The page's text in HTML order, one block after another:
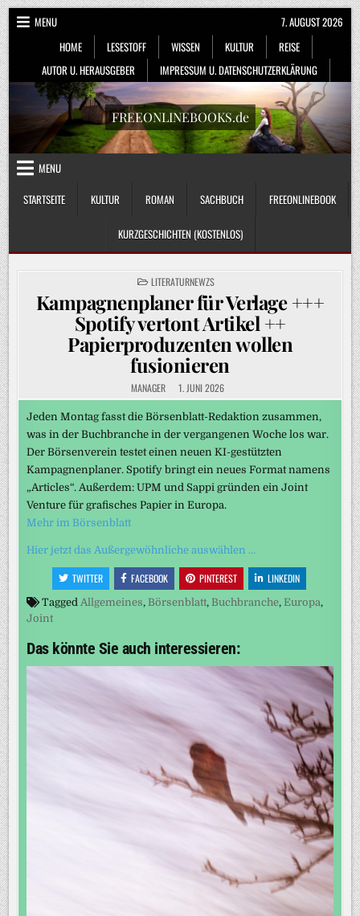
Skip
to
content
MENU
HOME
LESESTOFF WISSEN KULTUR
REISE
AUTOR U. HERAUSGEBER
IMPRESSUM U. DATENSCHUTZERKLÄRUNG
7. AUGUST 2026
FREEONLINEBOOKS.de
MENU
STARTSEITE
KULTUR ROMAN SACHBUCH FREEONLINEBOOK
KURZGESCHICHTEN (KOSTENLOS)
POSTED
IN
LITERATURNEWZS
Kampagnenplaner für Verlage +++
Spotify vertont Artikel ++
Papierproduzenten wollen
fusionieren
MANAGER 1. JUNI 2026
Jeden Montag fasst die Börsenblatt-Redaktion zusammen,
was in der Buchbranche in der vergangenen Woche los war.
Der Börsenverein testet einen neuen KI-gestützten
Kampagnenplaner. Spotify bringt ein neues Format namens
„Articles“. Außerdem: UPM und Sappi gründen ein Joint
Venture für grafisches Papier in Europa.
Mehr im Börsenblatt
Hier jetzt das Außergewöhnliche auswählen …
TWITTER FACEBOOK PINTEREST LINKEDIN
Tagged Allgemeines, Börsenblatt, Buchbranche, Europa,
Joint
Das könnte Sie auch interessieren: